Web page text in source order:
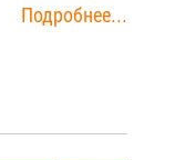
Подробнее...